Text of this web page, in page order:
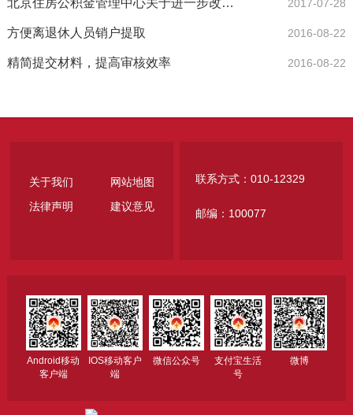
北京住房公积金管理中心关于进一步改进服务加强住房公积金归集管理有关事项的通知 2017-07-28
方便离退休人员销户提取 2016-08-22
精简提交材料，提高审核效率 2016-08-22
关于我们
网站地图
法律声明
建议意见
联系方式：010-12329
邮编：100077
Android移动
客户端
IOS移动客户
端
微信公众号
支付宝生活
号
微博